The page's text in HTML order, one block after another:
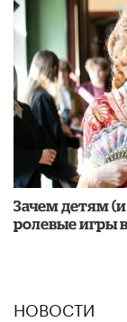
Зачем детям
ролевые игры
НОВОСТИ